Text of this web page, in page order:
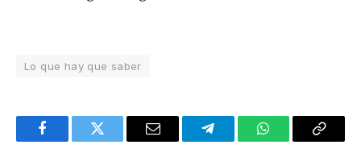
Lo que hay que saber
FacebookTwitter Email TelegramWhatsAppCopy